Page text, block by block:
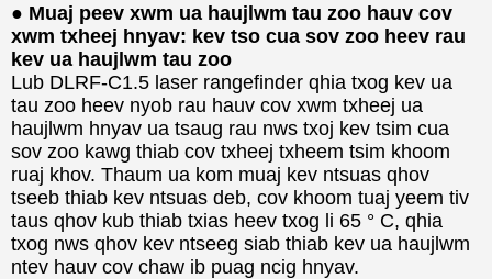
● Muaj peev xwm ua haujlwm tau zoo hauv cov
xwm txheej hnyav: kev tso cua sov zoo heev rau
kev ua haujlwm tau zoo
Lub DLRF-C1.5 laser rangefinder qhia txog kev ua
tau zoo heev nyob rau hauv cov xwm txheej ua
haujlwm hnyav ua tsaug rau nws txoj kev tsim cua
sov zoo kawg thiab cov txheej txheem tsim khoom
ruaj khov. Thaum ua kom muaj kev ntsuas qhov
tseeb thiab kev ntsuas deb, cov khoom tuaj yeem tiv
taus qhov kub thiab txias heev txog li 65 ° C, qhia
txog nws qhov kev ntseeg siab thiab kev ua haujlwm
ntev hauv cov chaw ib puag ncig hnyav.